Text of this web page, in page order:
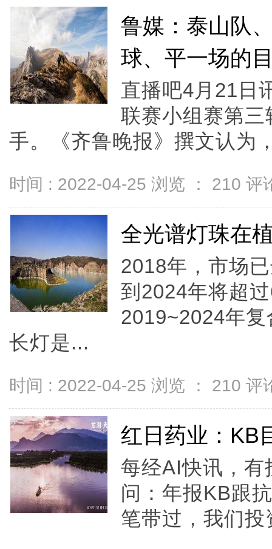
鲁媒：泰山队
球、平一场的
直播吧4月21日
联赛小组赛第
手。《齐鲁晚报》撰文认为
时间 : 2022-04-25 浏览 ： 210 评
全光谱灯珠在
2018年，市场
到2024年将超
2019~2024年
长灯是...
时间 : 2022-04-25 浏览 ： 210 评
红日药业：KB
每经AI快讯，有
问：年报KB跟
笔带过，我们